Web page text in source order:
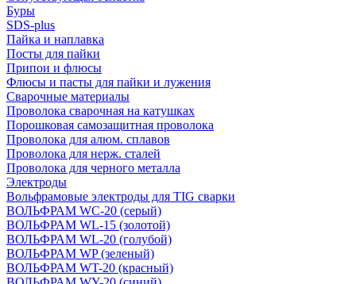
Буры
SDS-plus
Пайка и наплавка
Посты для пайки
Припои и флюсы
Флюсы и пасты для пайки и лужения
Сварочные материалы
Проволока сварочная на катушках
Порошковая самозащитная проволока
Проволока для алюм. сплавов
Проволока для нерж. сталей
Проволока для черного металла
Электроды
Вольфрамовые электроды для TIG сварки
ВОЛЬФРАМ WC-20 (серый)
ВОЛЬФРАМ WL-15 (золотой)
ВОЛЬФРАМ WL-20 (голубой)
ВОЛЬФРАМ WP (зеленый)
ВОЛЬФРАМ WT-20 (красный)